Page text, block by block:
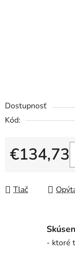
Dostupnosť
Kód:
€134,73
Tlač
- ktoré